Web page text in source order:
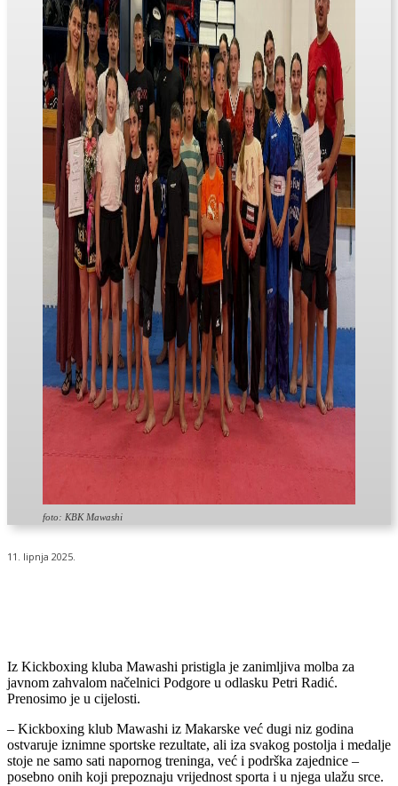
foto: KBK Mawashi
11. lipnja 2025.
Iz Kickboxing kluba Mawashi pristigla je zanimljiva molba za
javnom zahvalom načelnici Podgore u odlasku Petri Radić.
Prenosimo je u cijelosti.
– Kickboxing klub Mawashi iz Makarske već dugi niz godina
ostvaruje iznimne sportske rezultate, ali iza svakog postolja i medalje
stoje ne samo sati napornog treninga, već i podrška zajednice –
posebno onih koji prepoznaju vrijednost sporta i u njega ulažu srce.